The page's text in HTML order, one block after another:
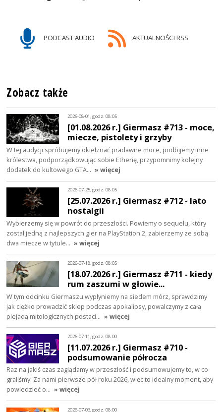
PODCAST AUDIO AKTUALNOŚCI RSS
Zobacz także
2026-08-01, godz. 08:05
[01.08.2026 r.] Giermasz #713 - moce,
miecze, pistolety i grzyby
W tej audycji spróbujemy okiełznać pradawne moce, podbijemy inne
królestwa, podporządkowując sobie Etherię, przypomnimy kolejny
dodatek do kultowego GTA… » więcej
2026-07-25, godz. 08:05
[25.07.2026 r.] Giermasz #712 - lato
nostalgii
Wybierzemy się w powrót do przeszłości. Powiemy o sequelu, który
został jedną z najlepszych gier na PlayStation 2, zabierzemy ze sobą
dwa miecze w tytule… » więcej
2026-07-18, godz. 08:05
[18.07.2026 r.] Giermasz #711 - kiedy
rum zaszumi w głowie...
W tym odcinku Giermaszu wypłyniemy na siedem mórz, sprawdzimy
jak ciężko prowadzić sklep podczas apokalipsy, powalczymy z całą
plejadą mitologicznych postaci… » więcej
2026-07-11, godz. 08:00
[11.07.2026 r.] Giermasz #710 -
podsumowanie półrocza
Raz na jakiś czas zaglądamy w przeszłość i podsumowujemy to, w co
graliśmy. Za nami pierwsze pół roku 2026, więc to idealny moment, aby
powiedzieć o… » więcej
2026-07-03, godz. 08:00